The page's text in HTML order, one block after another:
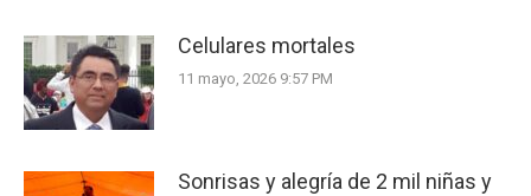
Celulares mortales
11 mayo, 2026 9:57 PM
Sonrisas y alegría de 2 mil niñas y